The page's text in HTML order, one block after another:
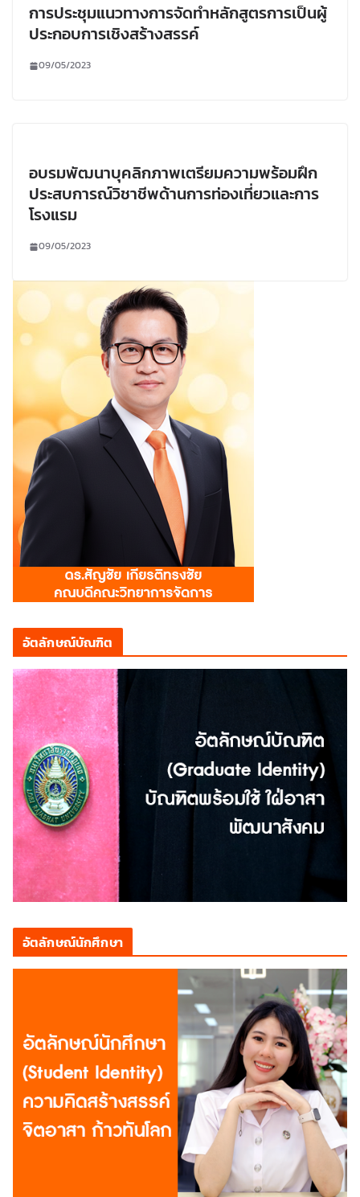
การประชุมแนวทางการจัดทำหลักสูตรการเป็นผู้
ประกอบการเชิงสร้างสรรค์
09/05/2023
อบรมพัฒนาบุคลิกภาพเตรียมความพร้อมฝึก
ประสบการณ์วิชาชีพด้านการท่องเที่ยวและการ
โรงแรม
09/05/2023
อัตลักษณ์บัณฑิต
อัตลักษณ์นักศึกษา